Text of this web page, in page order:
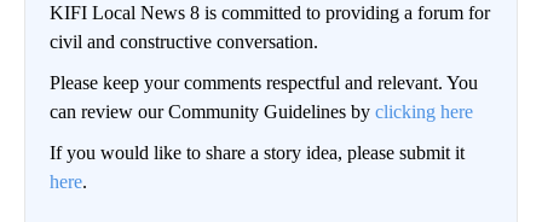
KIFI Local News 8 is committed to providing a forum for
civil and constructive conversation.
Please keep your comments respectful and relevant. You
can review our Community Guidelines by clicking here
If you would like to share a story idea, please submit it
here.